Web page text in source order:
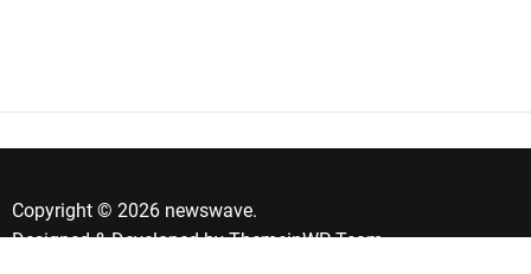
Copyright © 2026 newswave.
Designed & Developed byThemeinWP Team